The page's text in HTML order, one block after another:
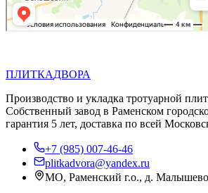
ПЛИТКАДВОРА
Производство и укладка тротуарной
Собственный завод в Раменском
гарантия 5 лет, доставка по всей
+7 (985) 007-46-46
plitkadvora@yandex.ru
МО, Раменский г.о., д.